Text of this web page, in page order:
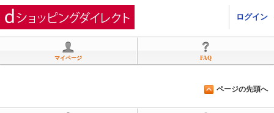
ログイン
マイページ FAQ
ページの先頭へ